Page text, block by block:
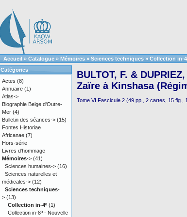
Accueil » Catalogue » Mémoires » Sciences techniques » Collection in-
BULTOT, F. &
Zaïre à Kinshasa
Tome VI Fascicule 2 (49 pp., 2 cartes, 15 fig.,
Catégories
Actes (8)
Annuaire (1)
Atlas->
Biographie Belge d'Outre-
Mer (4)
Bulletin des séances-> (15)
Fontes Historiae
Africanae (7)
Hors-série
Livres d'hommage
Mémoires-> (41)
Sciences humaines-> (16)
Sciences naturelles et
médicales-> (12)
Sciences techniques-
> (13)
Collection in-4º (1)
Collection in-8º - Nouvelle